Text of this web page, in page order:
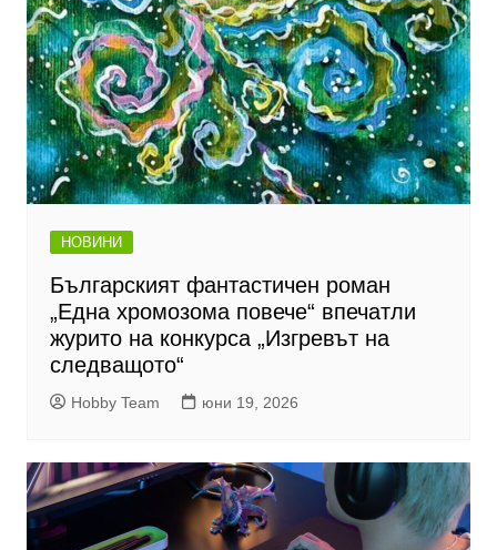
НОВИНИ
Българският фантастичен роман
„Една хромозома повече“ впечатли
журито на конкурса „Изгревът на
следващото“
Hobby Team юни 19, 2026